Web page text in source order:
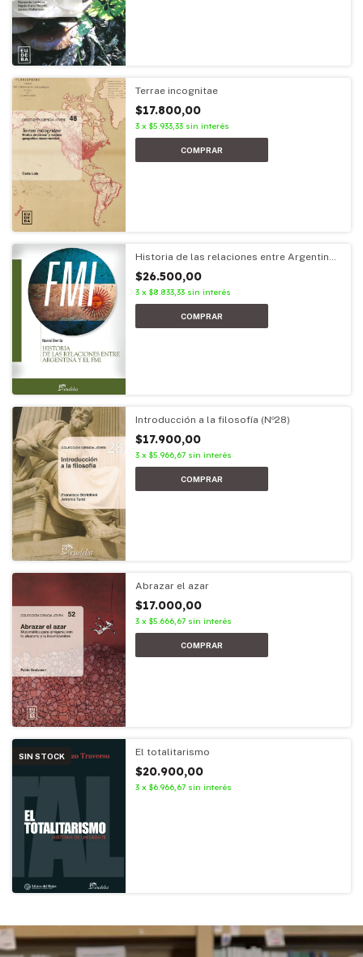
Terrae incognitae
$17.800,00
3 x $5.933,33 sin interés
Historia de las relaciones entre Argentina
$26.500,00
3 x $8.833,33 sin interés
Introducción a la filosofía (Nº28)
$17.900,00
3 x $5.966,67 sin interés
Abrazar el azar
$17.000,00
3 x $5.666,67 sin interés
SIN STOCK El totalitarismo
$20.900,00
3 x $6.966,67 sin interés